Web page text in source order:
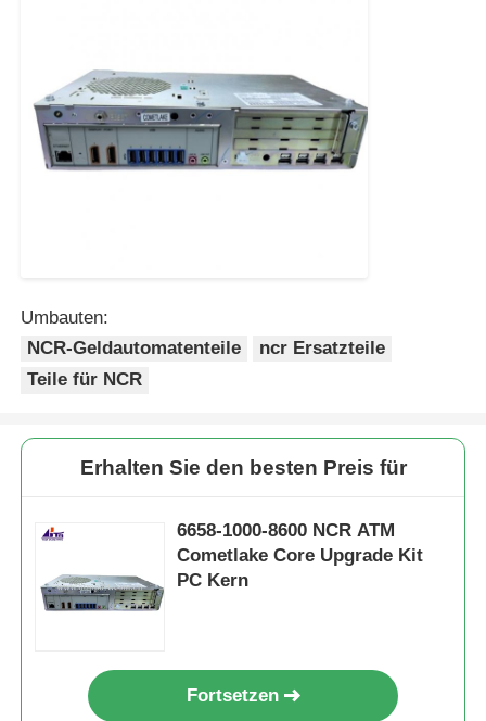
Umbauten:
NCR-Geldautomatenteile
ncr Ersatzteile
Teile für NCR
Erhalten Sie den besten Preis für
6658-1000-8600 NCR ATM
Cometlake Core Upgrade Kit
PC Kern
Fortsetzen